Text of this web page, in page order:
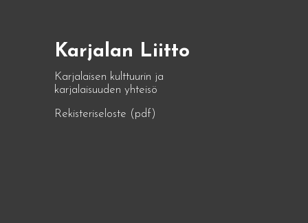
Karjalan Liitto
Karjalaisen kulttuurin ja
karjalaisuuden yhteisö
Rekisteriseloste (pdf)